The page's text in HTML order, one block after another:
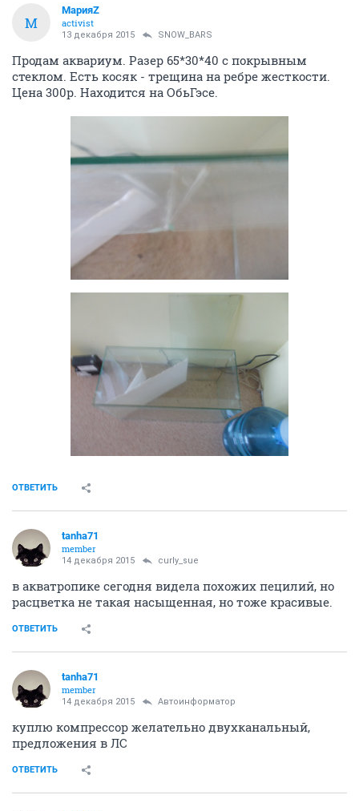
М
МарияZ
activist
13 декабря 2015 SNOW_BARS
Продам аквариум. Разер 65*30*40 с покрывным
стеклом. Есть косяк - трещина на ребре жесткости.
Цена 300р. Находится на ОбьГэсе.
ОТВЕТИТЬ
tanha71
member
14 декабря 2015 curly_sue
в акватропике сегодня видела похожих пецилий, но
расцветка не такая насыщенная, но тоже красивые.
ОТВЕТИТЬ
tanha71
member
14 декабря 2015 Автоинформатор
куплю компрессор желательно двухканальный,
предложения в ЛС
ОТВЕТИТЬ